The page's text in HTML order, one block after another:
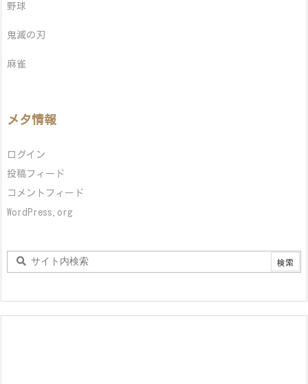
野球
鬼滅の刃
麻雀
メタ情報
ログイン
投稿フィード
コメントフィード
WordPress.org